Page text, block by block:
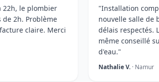
22h, le plombier
2h. Problème
claire. Merci
"Installation
nouvelle salle de
délais respectés.
même conseillé
d'eau."
Nathalie V.· Namur